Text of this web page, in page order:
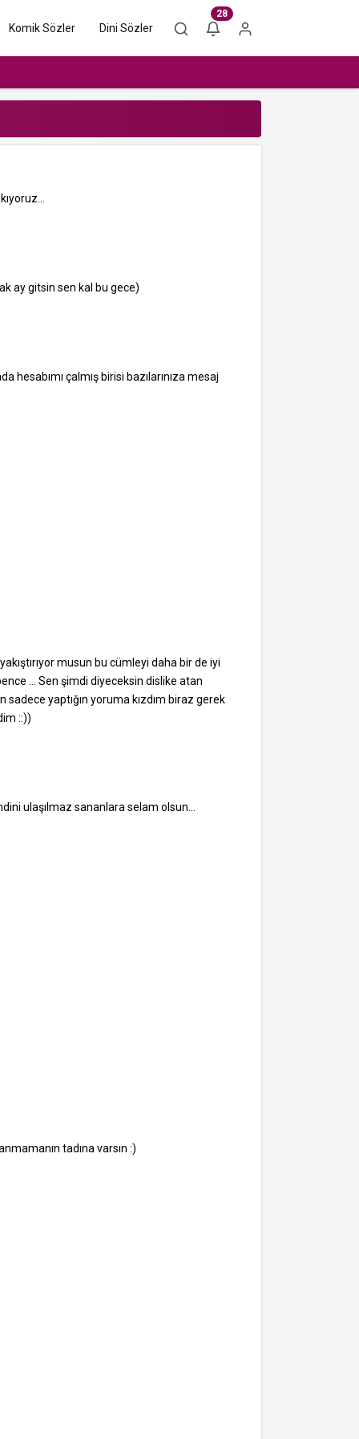
Komik Sözler Dini Sözler
28
ay gitsin sen kal bu gece)
çalmış birisi bazılarınıza mesaj
musun bu cümleyi daha bir de iyi
... Sen şimdi diyeceksin dislike atan
yaptığın yoruma kızdım biraz gerek
::))
ulaşılmaz sananlara selam olsun...
tadına varsın :)